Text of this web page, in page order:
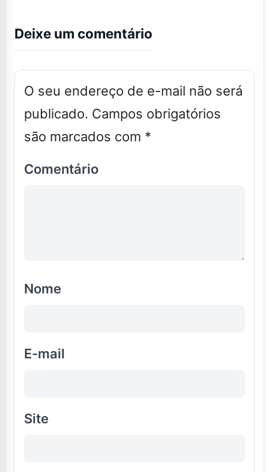
Deixe um comentário
O seu endereço de e-mail não será
publicado. Campos obrigatórios
são marcados com *
Comentário
Nome
E-mail
Site